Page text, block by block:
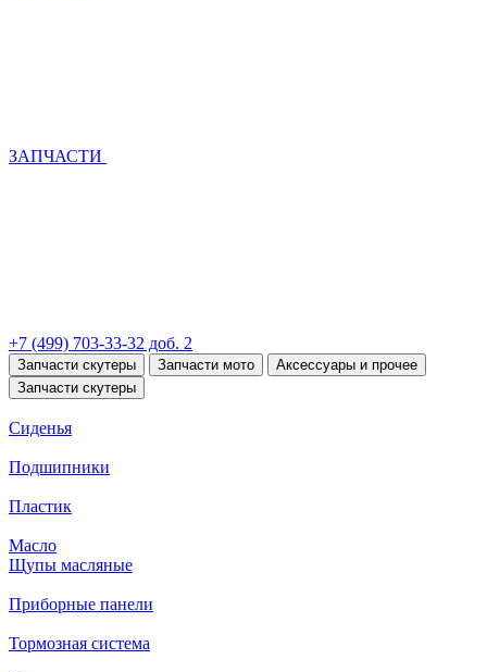
ЗАПЧАСТИ
+7 (499) 703-33-32 доб. 2
Запчасти скутеры Запчасти мото
Аксессуары и прочее
Запчасти скутеры
Сиденья
Подшипники
Пластик
Масло
Щупы масляные
Приборные панели
Тормозная система